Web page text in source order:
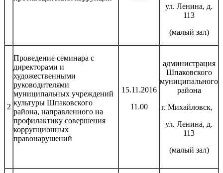
ул. Ленина, д.
113
(малый зал)
2
Проведение семинара с
директорами и
художественными
руководителями
муниципальных учреждений
культуры Шпаковского
района, направленного на
профилактику совершения
коррупционных
правонарушений
15.11.2016
11.00
администрация
Шпаковского
муниципального
района
г. Михайловск,
ул. Ленина, д.
113
(малый зал)